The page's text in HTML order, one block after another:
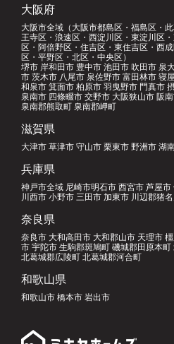
大阪府
大阪市全域（大阪市都島区・福島区・
王寺区・浪速区・西淀川区・東淀川区
区・阿倍野区・住吉区・東住吉区・西
区・平野区・北区・中央区）
堺市 岸和田市 豊中市 池田市 吹田市 泉
市 茨木市 八尾市 泉佐野市 富田林市 寝
和泉市 箕面市 柏原市 羽曳野市 門真市
泉南市 四條畷市 交野市 大阪狭山市 阪
泉南郡熊取町 泉南郡岬町
滋賀県
大津市 草津市 守山市 栗東市 野洲市 湖
兵庫県
神戸市全域 尼崎市明石市 西宮市 芦屋
川西市 小野市 三田市 加東市 川辺郡猪
奈良県
奈良市 大和高田市 大和郡山市 天理市
市 宇陀市 生駒郡斑鳩町 磯城郡田原本
北葛城郡広陵町 北葛城郡河合町
和歌山県
和歌山市 橋本市 岩出市